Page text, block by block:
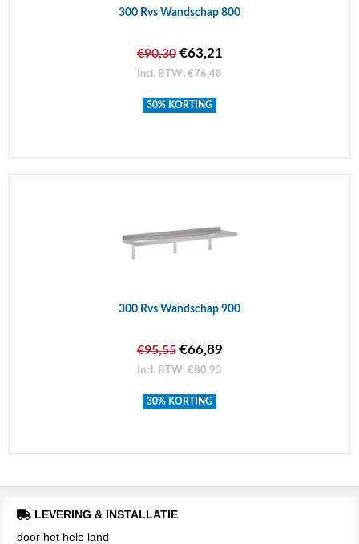
300 Rvs Wandschap 800
€90,30€63,21
Incl. BTW: €76,48
30% KORTING
300 Rvs Wandschap 900
€95,55€66,89
Incl. BTW: €80,93
30% KORTING
LEVERING & INSTALLATIE
door het hele land